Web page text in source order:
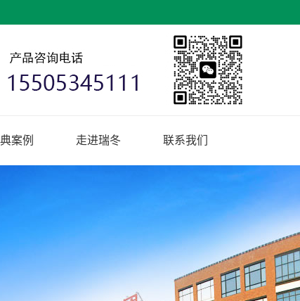
案例 走进瑞冬 联系我们